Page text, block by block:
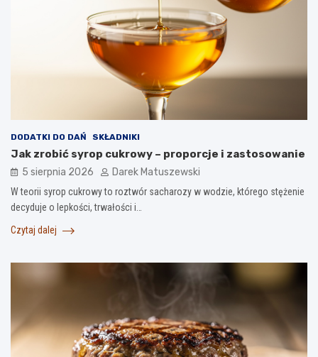
DODATKI DO DAŃ SKŁADNIKI
Jak zrobić syrop cukrowy – proporcje i zastosowanie
5 sierpnia 2026 Darek Matuszewski
W teorii syrop cukrowy to roztwór sacharozy w wodzie, którego stężenie
decyduje o lepkości, trwałości i…
Czytaj dalej